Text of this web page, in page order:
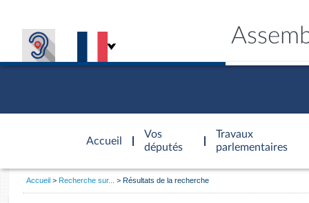
Accueil
d'accueil
Vos
députés
Travaux
parlementaires
Général
Vous
Accueil Recherche sur... Résultats de la recherche